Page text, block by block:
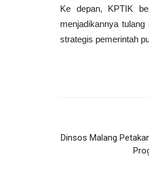
Ke depan, KPTIK
menjadikannya
strategis pemerintah
Dinsos Malang